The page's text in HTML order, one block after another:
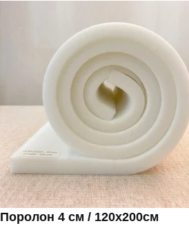
Поролон 4 см / 120х200см